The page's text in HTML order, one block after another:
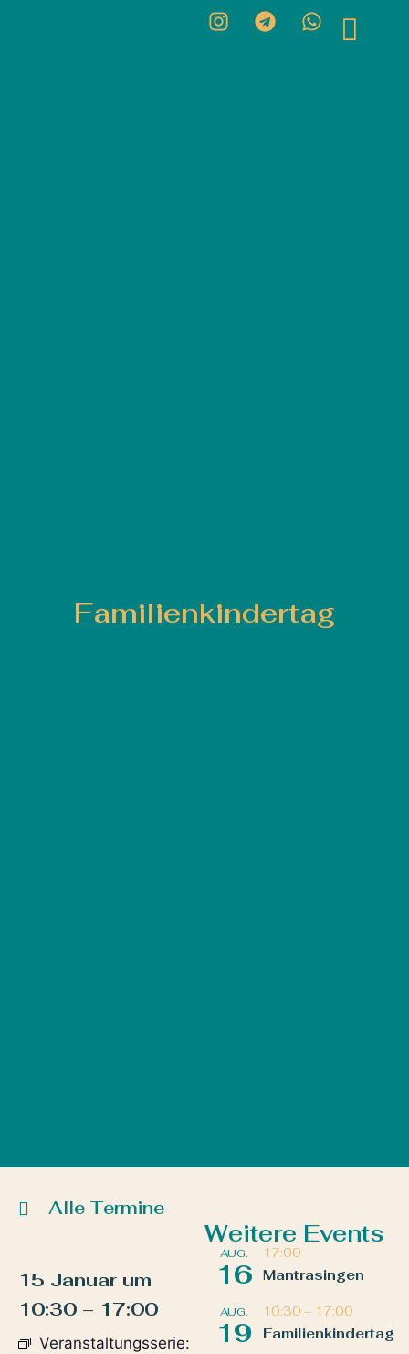
Familienkindertag
Alle Termine
15 Januar um
10:30 – 17:00
Veranstaltungsserie:
Weitere Events
AUG.
16
17:00
Mantrasingen
AUG.
19
10:30 – 17:00
Familienkindertag